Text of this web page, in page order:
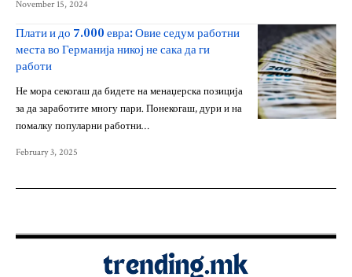
November 15, 2024
Плати и до 7.000 евра: Овие седум работни
места во Германија никој не сака да ги
работи
Не мора секогаш да бидете на менаџерска позиција
за да заработите многу пари. Понекогаш, дури и на
помалку популарни работни…
February 3, 2025